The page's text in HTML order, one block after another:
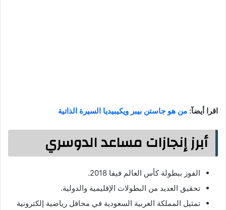
اقرا أيضآ: من هو جاستن بيبر ويكيبيديا السيرة الذاتية
أبرز إنجازات مساعد الدوسري
الفوز ببطولة كأس العالم فيفا 2018.
تحقيق العديد من البطولات الإقليمية والدولية.
تمثيل المملكة العربية السعودية في محافل رياضية إلكترونية